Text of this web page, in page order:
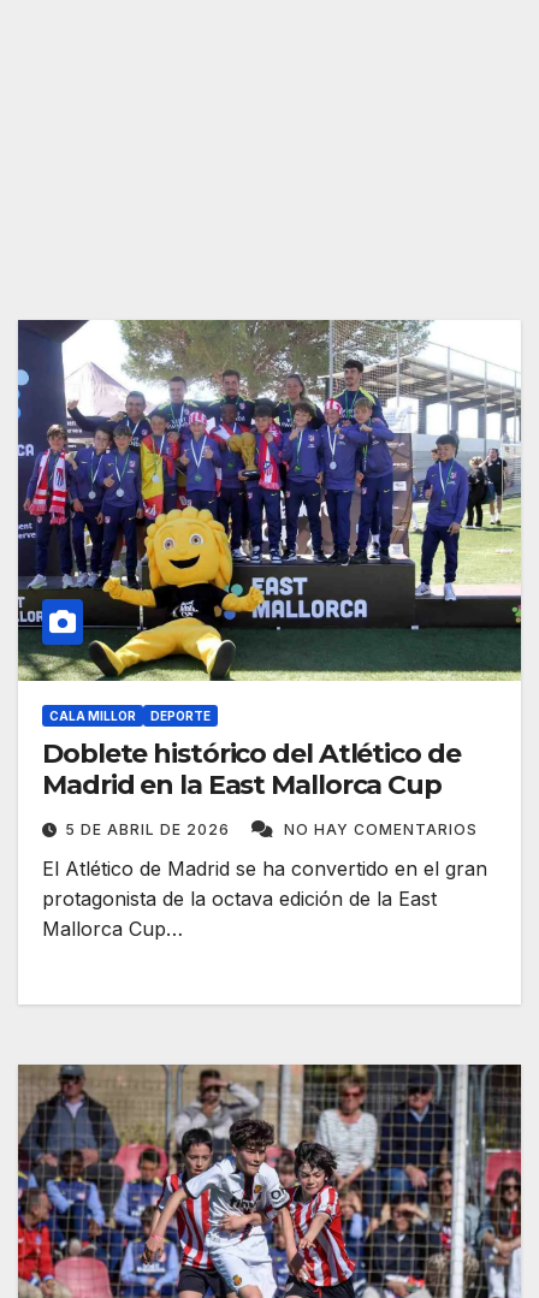
CALA MILLOR DEPORTE
Doblete histórico del Atlético de
Madrid en la East Mallorca Cup
5 DE ABRIL DE 2026 NO HAY COMENTARIOS
El Atlético de Madrid se ha convertido en el gran
protagonista de la octava edición de la East
Mallorca Cup…